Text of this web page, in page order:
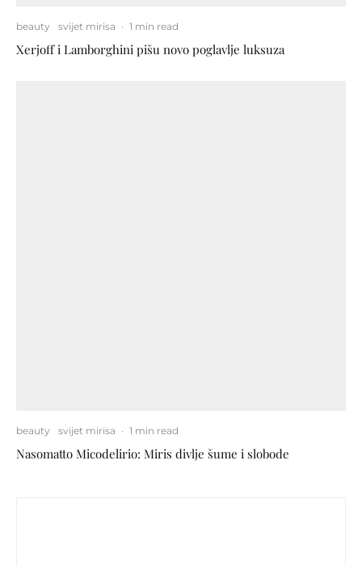
beauty svijet mirisa · 1 min read
Xerjoff i Lamborghini pišu novo poglavlje luksuza
beauty svijet mirisa · 1 min read
Nasomatto Micodelirio: Miris divlje šume i slobode